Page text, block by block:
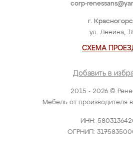
2015 - 2026 ©
Мебель от производителя
ИНН:
ОГРНИП:
г.
ул. Ленина,
СХЕМА
Добавить в
corp-